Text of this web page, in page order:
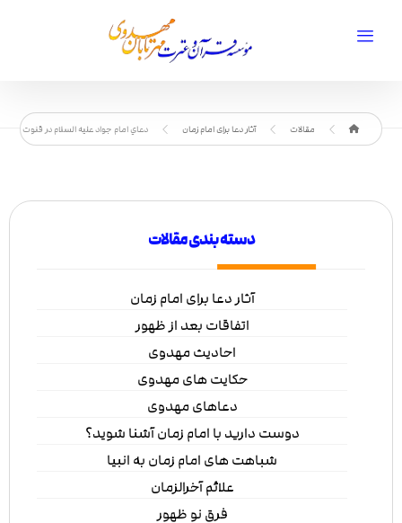
مقالات آثار دعا برای امام زمان دعاي امام جواد علیه السلام در قنوت
دسته بندی مقالات
آثار دعا برای امام زمان
اتفاقات بعد از ظهور
احادیث مهدوی
حکایت های مهدوی
دعاهای مهدوی
دوست دارید با امام زمان آشنا شوید؟
شباهت های امام زمان به انبیا
علائم آخرالزمان
فرق نو ظهور